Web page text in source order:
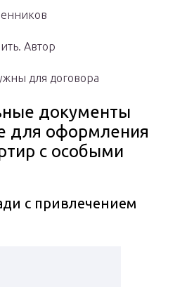
Автор
для договора
документы
для оформления
с особыми
с привлечением